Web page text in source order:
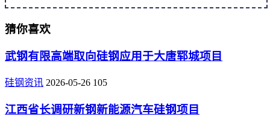
猜你喜欢
武钢有限高端取向硅钢应用于大唐郓城项目
硅钢资讯 2026-05-26 105
江西省长调研新钢新能源汽车硅钢项目